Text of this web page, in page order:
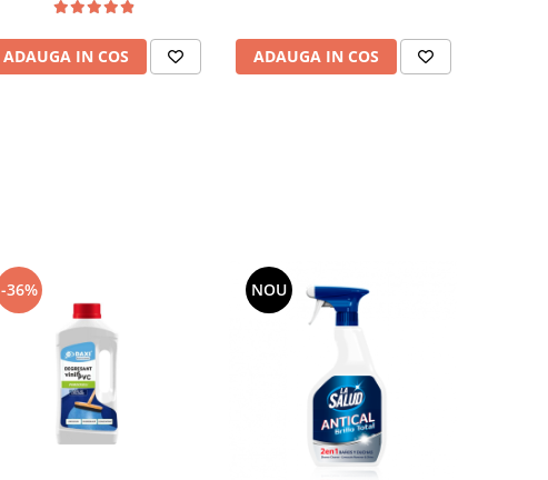
ADAUGA IN COS ADAUGA IN COS
-36% NOU